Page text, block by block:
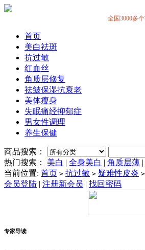
全国3000多
首页
美白祛斑
抗过敏
红血丝
角质层修复
祛皱保湿抗衰老
美体瘦身
失眠痛经抑郁症
男女性调理
养生保健
商品搜索：
热门搜索：
美白 | 全身美白 | 角质层薄 |
当前位置: 首页 > 抗过敏 > 疑难性皮炎 >
会员登陆 | 注册新会员 | 找回密码
专家导读